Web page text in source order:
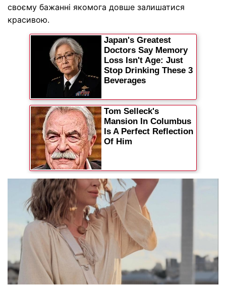
своєму бажанні якомога довше залишатися
красивою.